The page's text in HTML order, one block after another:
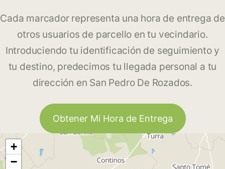
Cada marcador representa una hora de entrega de
otros usuarios de parcello en tu vecindario.
Introduciendo tu identificación de seguimiento y
tu destino, predecimos tu llegada personal a tu
dirección en San Pedro De Rozados.
Obtener Mi Hora de Entrega
+
−